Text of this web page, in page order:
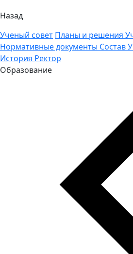
Назад
Ученый совет Планы и решения
Нормативные документы Состав
История Ректор
Образование